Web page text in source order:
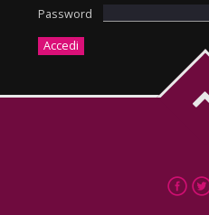
Password